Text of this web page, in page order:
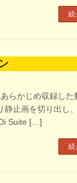
続
らかじめ収録した
静止画を切り出し
Suite […]
続